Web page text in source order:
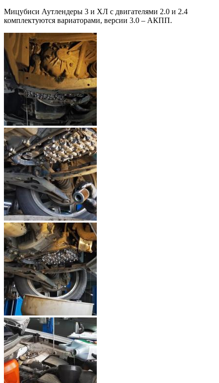
Мицубиси Аутлендеры 3 и ХЛ с двигателями 2.0 и 2.4
комплектуются вариаторами, версии 3.0 – АКПП.